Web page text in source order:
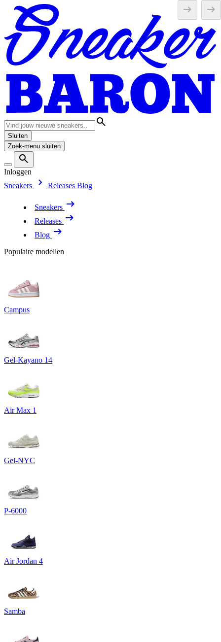
Sluiten
Zoek-menu sluiten
Inloggen
Sneakers
Releases Blog
Sneakers
Releases
Blog
Populaire modellen
Campus
Gel-Kayano 14
Air Max 1
Gel-NYC
P-6000
Air Jordan 4
Samba